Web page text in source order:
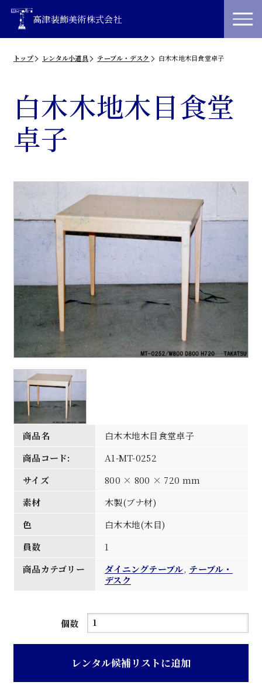
高津装飾美術株式会社
トップ レンタル小道具 テーブル・デスク 白木木地木目食堂卓子
白木木地木目食堂
卓子
商品名
白木木地木目食堂卓子
商品コード:
A1-MT-0252
サイズ
800 × 800 × 720 mm
素材
木製(ブナ材)
色
白木木地(木目)
員数
1
商品カテゴリー
ダイニングテーブル, テーブル・
デスク
個数
白
地
レンタル候補リストに追加